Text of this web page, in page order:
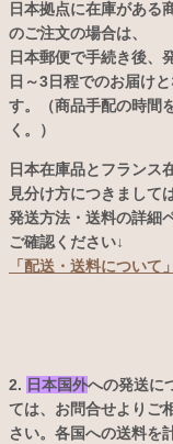
日本拠点に在庫がある
のご注文の場合は、
日本郵便で手続き後、
日～3日程でのお届け
す。（商品手配の時間
く。）
日本在庫品とフランス
見分け方につきましては
発送方法・送料の詳細
ご確認ください↓
「配送・送料について」
2. 日本国外への発送に
ては、お問合せよりご
さい。各国への送料を